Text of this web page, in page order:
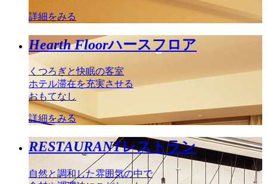
詳細をみる
Hearth Floorハースフロア
くつろぎと快眠の客室
ホテル滞在を充実させる
おもてなし
詳細をみる
RESTAURANTレストラン
自然と調和した雰囲気の中で